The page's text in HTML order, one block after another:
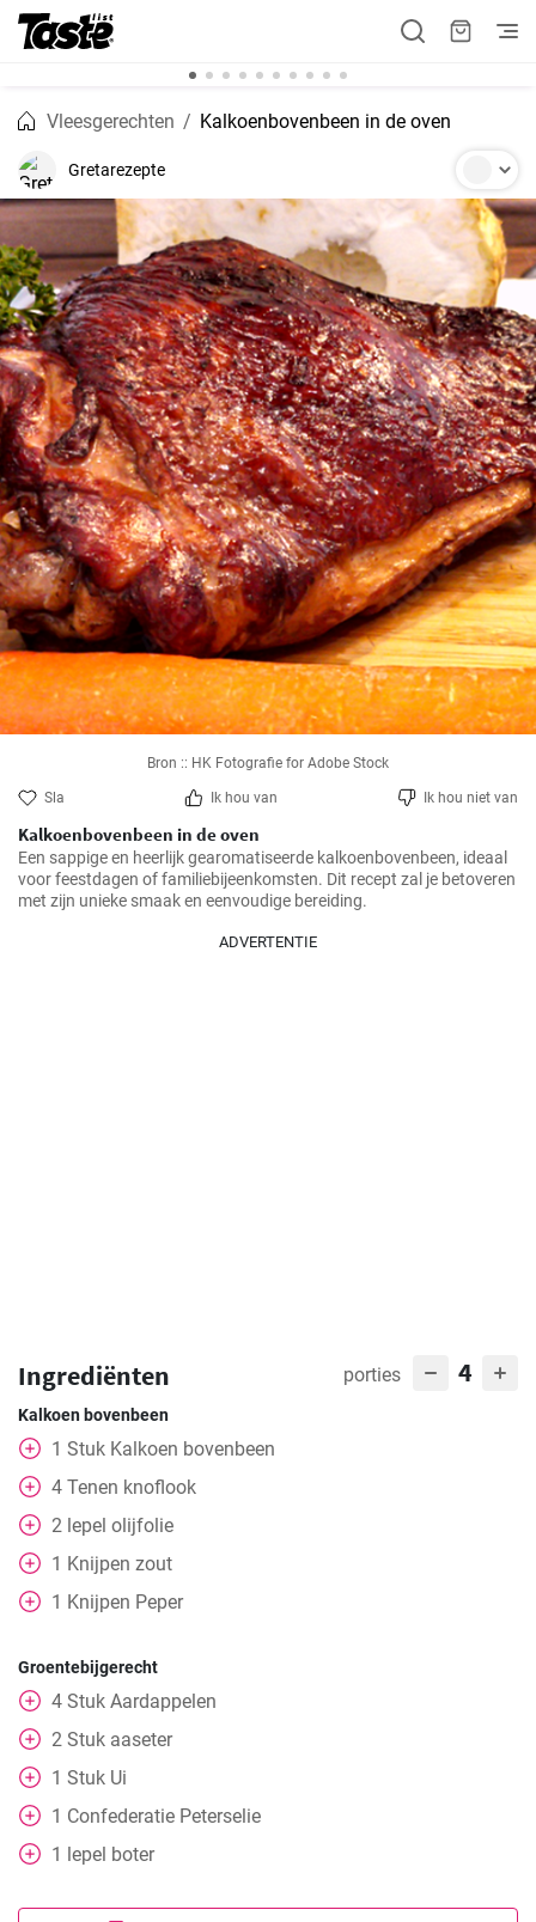
Vleesgerechten Kalkoenbovenbeen in de oven
Gretarezepte
Bron :: HK Fotografie for Adobe Stock
Sla Ik hou van Ik hou niet van
Kalkoenbovenbeen in de oven
Een sappige en heerlijk gearomatiseerde kalkoenbovenbeen, ideaal
voor feestdagen of familiebijeenkomsten. Dit recept zal je betoveren
met zijn unieke smaak en eenvoudige bereiding.
ADVERTENTIE
Ingrediënten porties 4
Kalkoen bovenbeen
1 Stuk Kalkoen bovenbeen
4 Tenen knoflook
2 lepel olijfolie
1 Knijpen zout
1 Knijpen Peper
Groentebijgerecht
4 Stuk Aardappelen
2 Stuk aaseter
1 Stuk Ui
1 Confederatie Peterselie
1 lepel boter